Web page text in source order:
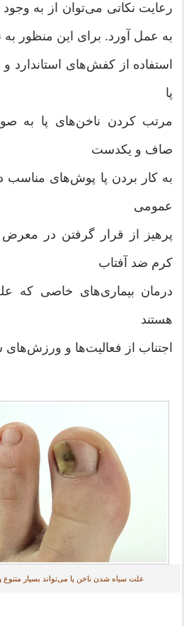
رعایت نکاتی می‌توان از به وجود
به عمل آورد. برای این منظور
استفاده از کفش‌های استاندارد
پا
مرتب کردن ناخن‌های پا به
صاف و یکدست
به کار بردن پا پوش‌های
عمومی
پرهیز از قرار گرفتن در
کرم ضد آفتاب
درمان بیماری‌های خاصی که
هستند
اجتناب از فعالیت‌ها و ورزش‌های
علت سیاه شدن ناخن پا می‌تواند بسیار متنوع